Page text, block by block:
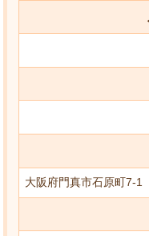
大阪府門真市石原町7-1